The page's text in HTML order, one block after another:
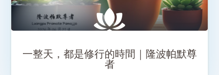
一整天，都是修行的時間｜隆波帕默尊
者